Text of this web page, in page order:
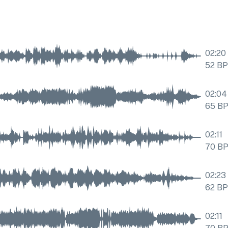
02:20
52
02:04
65
02:11
70
02:23
62
02:11